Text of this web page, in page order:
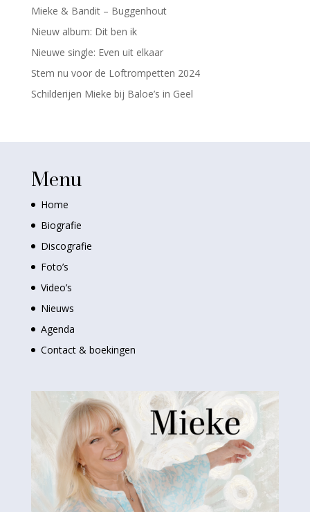
Mieke & Bandit – Buggenhout
Nieuw album: Dit ben ik
Nieuwe single: Even uit elkaar
Stem nu voor de Loftrompetten 2024
Schilderijen Mieke bij Baloe’s in Geel
Menu
Home
Biografie
Discografie
Foto’s
Video’s
Nieuws
Agenda
Contact & boekingen